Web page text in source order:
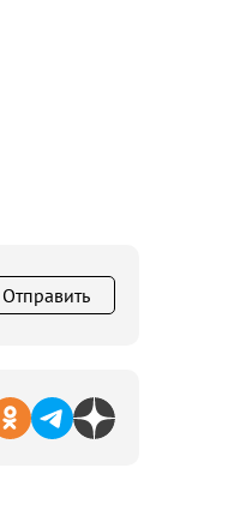
Отправить